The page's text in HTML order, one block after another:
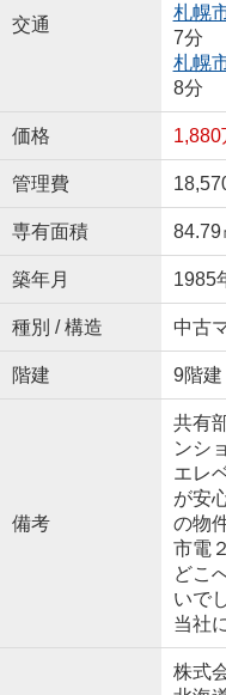
交通
札幌
7分
札幌
8分
価格 1,880
管理費
専有面積 84.79
築年月 1985
種別 / 構造 中古
階建 9階建
備考
共有
ンシ
エレ
が安
の物
市電
どこ
いで
当社
株式